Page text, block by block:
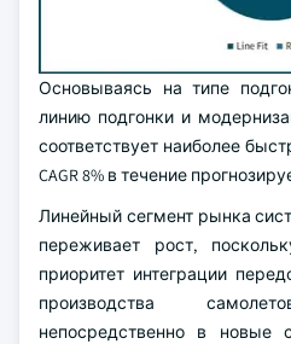
Основываясь на типе
линию подгонки и
соответствует наиболее
CAGR 8% в течение
Линейный сегмент рынка
переживает рост,
приоритет интеграции
производства
непосредственно в новые